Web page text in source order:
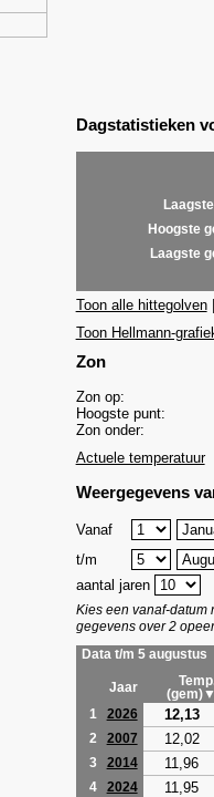
Dagstatistieken
Hoogste
Laagste
Toon alle hittegolven|
Toon Hellmann-
Zon
Zon op:
Hoogste punt:
Zon onder:
Actuele temperatuur
Weergegevens
Vanaf
t/m
aantal jaren
Kies een vanaf-datum
gegevens over 2
Data t/m 5 augustus
Jaar
(gem)▼
1
2026 12,13
2 2007 12,02
3 2014 11,96
4 2024 11,95